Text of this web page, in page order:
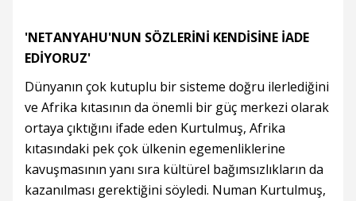
'NETANYAHU'NUN SÖZLERİNİ KENDİSİNE İADE
EDİYORUZ'
Dünyanın çok kutuplu bir sisteme doğru ilerlediğini
ve Afrika kıtasının da önemli bir güç merkezi olarak
ortaya çıktığını ifade eden Kurtulmuş, Afrika
kıtasındaki pek çok ülkenin egemenliklerine
kavuşmasının yanı sıra kültürel bağımsızlıkların da
kazanılması gerektiğini söyledi. Numan Kurtulmuş,